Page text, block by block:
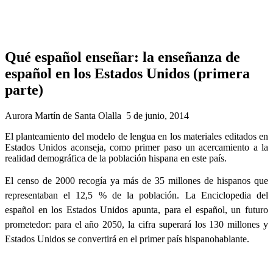
Qué español enseñar: la enseñanza de
español en los Estados Unidos (primera
parte)
Aurora Martín de Santa Olalla 5 de junio, 2014
El planteamiento del modelo de lengua en los materiales editados en
Estados Unidos aconseja, como primer paso un acercamiento a la
realidad demográfica de la población hispana en este país.
El censo de 2000 recogía ya más de 35 millones de hispanos que
representaban el 12,5 % de la población. La Enciclopedia del
español en los Estados Unidos apunta, para el español, un futuro
prometedor: para el año 2050, la cifra superará los 130 millones y
Estados Unidos se convertirá en el primer país hispanohablante.